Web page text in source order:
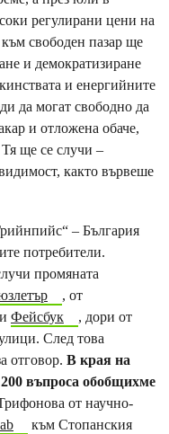
регулирани цени на
свободен пазар ще
и демократизиране
и енергийните
да могат свободно да
и отложена обаче,
ще се случи –
както вървеше
– България
потребители.
промяната
, от
и Фейсбук
, дори от
След това
отговор. В края на
въпроса обобщихме
от научно-
към Стопанския